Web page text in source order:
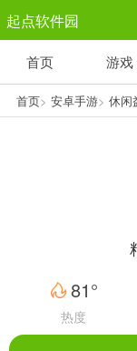
起点软件园
塔防游戏
1千+款游戏
首页 游戏
首页> 安卓手游> 休闲
81°
热度